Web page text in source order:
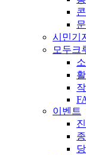
시민기
모두크
이벤트